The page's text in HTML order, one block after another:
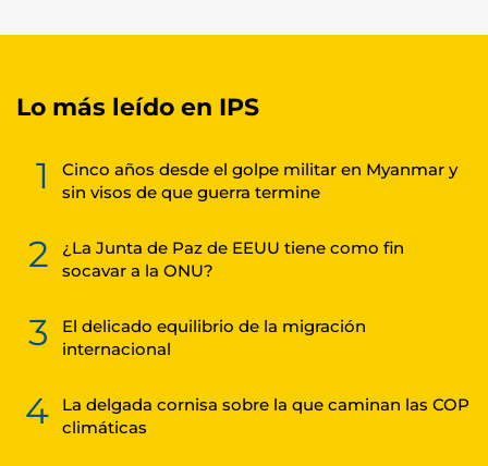
Lo más leído en IPS
1
Cinco años desde el golpe militar en Myanmar y
sin visos de que guerra termine
2
¿La Junta de Paz de EEUU tiene como fin
socavar a la ONU?
3
El delicado equilibrio de la migración
internacional
4
La delgada cornisa sobre la que caminan las COP
climáticas